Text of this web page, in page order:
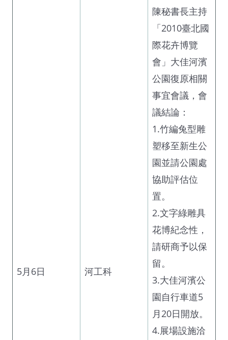
5月6日 河工科
陳秘書長主持
「2010臺北國
際花卉博覽
會」大佳河濱
公園復原相關
事宜會議，會
議結論：
1.竹編兔型雕
塑移至新生公
園並請公園處
協助評估位
置。
2.文字綠雕具
花博紀念性，
請研商予以保
留。
3.大佳河濱公
園自行車道5
月20日開放。
4.展場設施洽